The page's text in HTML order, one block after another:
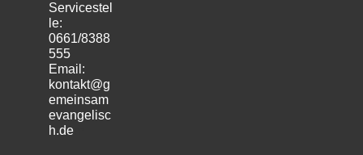
Servicestel
le:
0661/8388
555
Email:
kontakt@g
emeinsam
evangelisc
h.de